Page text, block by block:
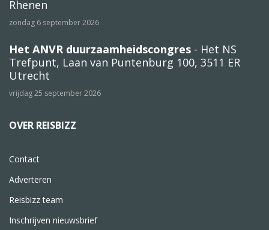
Rhenen
zondag 6 september 2026
Het ANVR duurzaamheidscongres - Het NS
Trefpunt, Laan van Puntenburg 100, 3511 ER
Utrecht
vrijdag 25 september 2026
OVER REISBIZZ
Contact
Adverteren
Reisbizz team
Inschrijven nieuwsbrief